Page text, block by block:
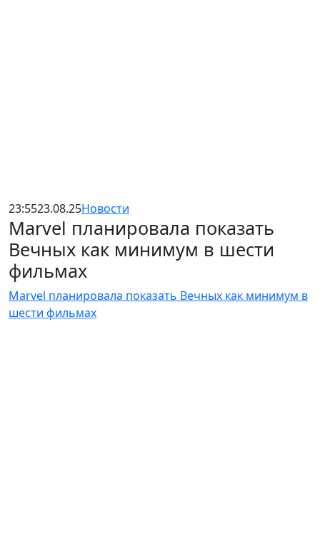
23:5523.08.25Новости
Marvel планировала показать
Вечных как минимум в шести
фильмах
Marvel планировала показать Вечных как минимум в
шести фильмах